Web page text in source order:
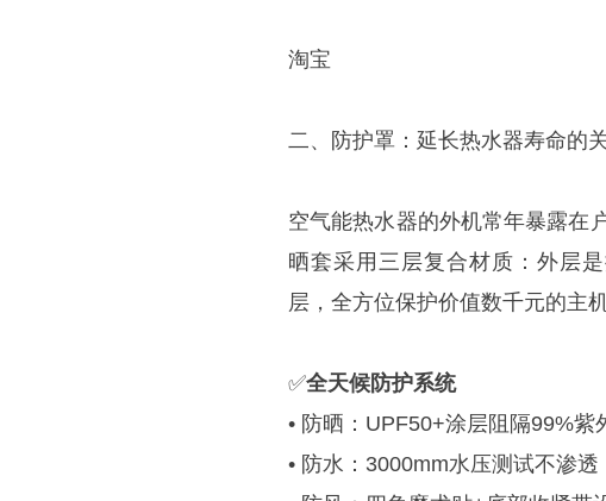
淘宝
二、防护罩：延长热水器寿命的
空气能热水器的外机常年暴露在
晒套采用三层复合材质：外层
层，全方位保护价值数千元的主机
✅全天候防护系统
• 防晒：UPF50+涂层阻隔99%
• 防水：3000mm水压测试不渗